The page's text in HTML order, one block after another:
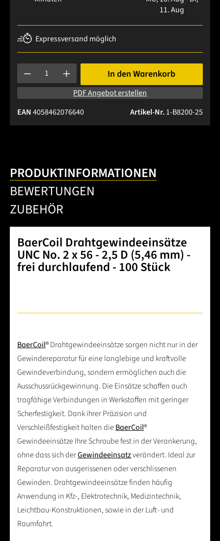
11. Aug
Expressversand möglich
Produkt Anzahl: Gib den gewünschten Wert ein oder
In den Warenkorb
PDF Angebot erstellen
Artikel-Nr.1-B8200-25
EAN4058462076640
PRODUKTINFORMATIONEN
BEWERTUNGEN
ZUBEHÖR
BaerCoil Drahtgewindeeinsätze
UNC No. 2 x 56 - 2,5 D (5,46 mm) -
frei durchlaufend - 100 Stück
BaerCoil® Drahtgewindeeinsätze sorgen nicht nur in der
Gewindereparatur für eine langlebige und kraftvolle
Gewindeverbindung, sondern ermöglichen auch die
Ausschussrückgewinnung. Die Einsätze schaffen auch
tragfähige Verbindungen in Werkstoffen mit geringer
Scherfestigkeit. Dank ihrer Präzision und
Verschleißfestigkeit halten dieBaerCoil®
Gewindeeinsätze Ihre Schraube fest in der Verankerung,
ohne dass sich derGewindeeinsatzverändert. Ideal zur
Reparatur von ausgerissenen oder verschlissenen
Gewinden. Drahtgewindeeinsätze finden häufig
Anwendung in Kfz-, Elektrotechnik, Medizintechnik,
Leichtbau-Konstruktionen, sowie in der Luft- und
Raumfahrt.